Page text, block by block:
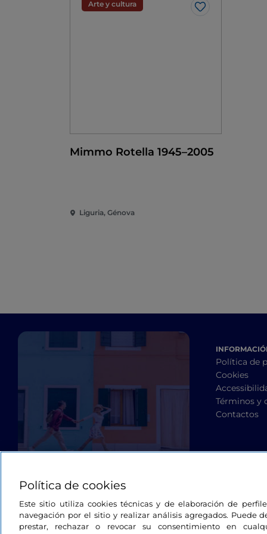
Arte y cultura
Me gusta
Mimmo Rotella 1945–2005
Liguria, Génova
Política de
Cookies
Términos y
Contactos
Política de cookies
Este sitio utiliza cookies técnicas y de elaboración de
navegación por el sitio y realizar análisis agregados. Puede
prestar, rechazar o revocar su consentimiento en